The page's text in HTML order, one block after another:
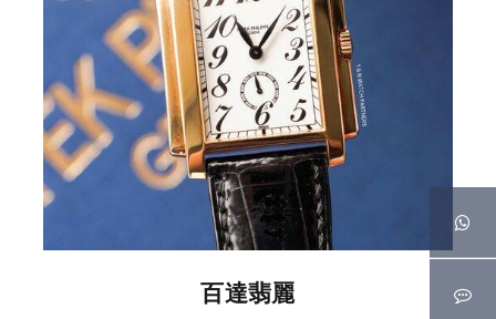
百達翡麗